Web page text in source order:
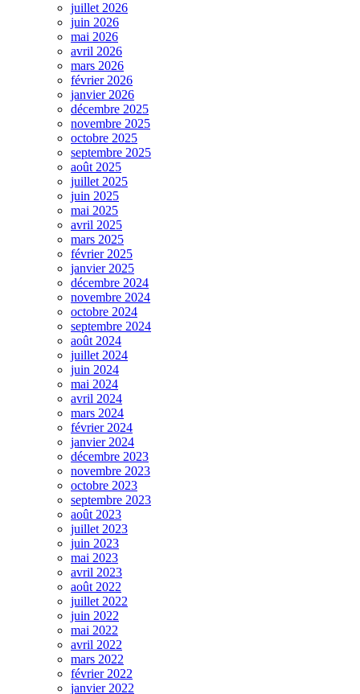
juillet 2026
juin 2026
mai 2026
avril 2026
mars 2026
février 2026
janvier 2026
décembre 2025
novembre 2025
octobre 2025
septembre 2025
août 2025
juillet 2025
juin 2025
mai 2025
avril 2025
mars 2025
février 2025
janvier 2025
décembre 2024
novembre 2024
octobre 2024
septembre 2024
août 2024
juillet 2024
juin 2024
mai 2024
avril 2024
mars 2024
février 2024
janvier 2024
décembre 2023
novembre 2023
octobre 2023
septembre 2023
août 2023
juillet 2023
juin 2023
mai 2023
avril 2023
août 2022
juillet 2022
juin 2022
mai 2022
avril 2022
mars 2022
février 2022
janvier 2022